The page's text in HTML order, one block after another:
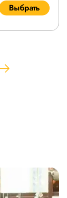
Выбрать